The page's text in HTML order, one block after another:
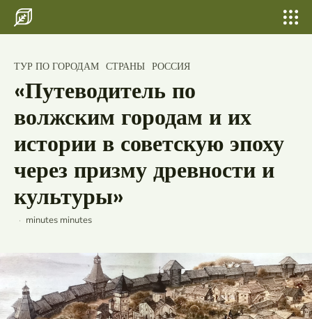
уникальные места, которые
привлекали туристов в советские
времена и продолжают очаровывать
путешественников сегодня
Бани, сауны
Шатер для свадьбы и выпускных
Свадьбы
По городам
Страны
Россия
Исландия
Лаос
ТУР ПО ГОРОДАМ СТРАНЫ РОССИЯ
«Путеводитель по
волжским городам и их
истории в советскую эпоху
через призму древности и
культуры»
minutes minutes